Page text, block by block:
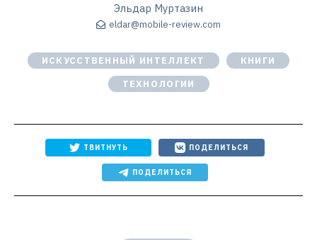
Эльдар Муртазин
eldar@mobile-review.com
ИСКУССТВЕННЫЙ ИНТЕЛЛЕКТ
КНИГИ
ТЕХНОЛОГИИ
ТВИТНУТЬ ПОДЕЛИТЬСЯ
ПОДЕЛИТЬСЯ